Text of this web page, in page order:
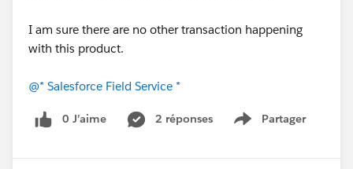
I am sure there are no other transaction happening
with this product.
@* Salesforce Field Service *
0 J’aime 2 réponses Partager
Show menu